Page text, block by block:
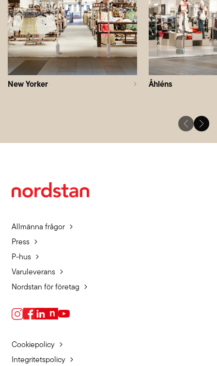
New Yorker Åhléns
Allmänna frågor
Press
P-hus
Varuleverans
Nordstan för företag
Cookiepolicy
Integritetspolicy